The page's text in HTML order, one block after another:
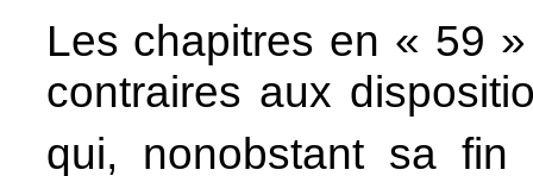
Les chapitres en « 59
contraires aux
qui, nonobstant sa